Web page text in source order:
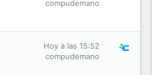
compudemano
Hoy a las 15:52
compudemano